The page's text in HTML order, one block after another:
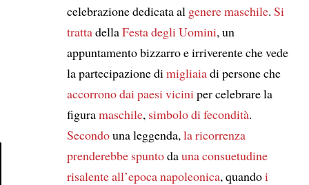
celebrazione dedicata al genere maschile. Si
trattadellaFesta degli Uomini, un
appuntamento bizzarro e irriverente che vede
la partecipazione di migliaiadi persone che
accorrono dai paesi vicini per celebrare la
figuramaschile, simbolo di fecondità.
Secondouna leggenda, la ricorrenza
prenderebbe spuntodauna consuetudine
risalente all’epoca napoleonica, quandoi